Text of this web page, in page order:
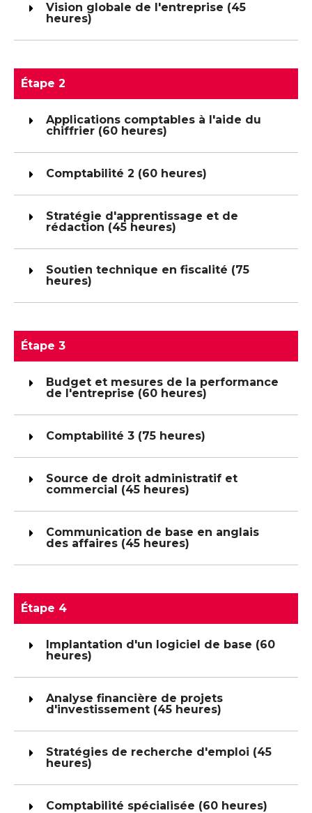
Vision globale de l'entreprise (45
heures)
Étape 2
Applications comptables à l'aide du
chiffrier (60 heures)
Comptabilité 2 (60 heures)
Stratégie d'apprentissage et de
rédaction (45 heures)
Soutien technique en fiscalité (75
heures)
Étape 3
Budget et mesures de la performance
de l'entreprise (60 heures)
Comptabilité 3 (75 heures)
Source de droit administratif et
commercial (45 heures)
Communication de base en anglais
des affaires (45 heures)
Étape 4
Implantation d'un logiciel de base (60
heures)
Analyse financière de projets
d'investissement (45 heures)
Stratégies de recherche d'emploi (45
heures)
Comptabilité spécialisée (60 heures)